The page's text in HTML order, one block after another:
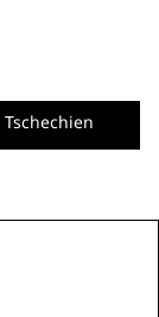
Tschechien